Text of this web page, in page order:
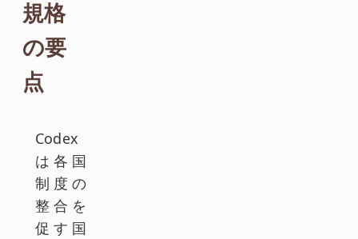
規格
の要
点
Codex
は各国
制度の
整合を
促す国